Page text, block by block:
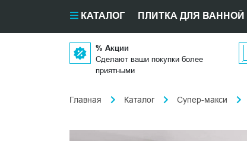
КАТАЛОГ ПЛИТКА ДЛЯ ВАННОЙ
% Акции
Сделают ваши покупки более
приятными
Главная Каталог Супер-макси